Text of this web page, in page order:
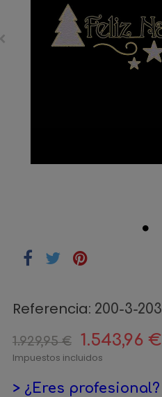
Referencia: 200-3-203
1.929,95 € 1.543,96 €
Impuestos incluidos
> ¿Eres profesional?